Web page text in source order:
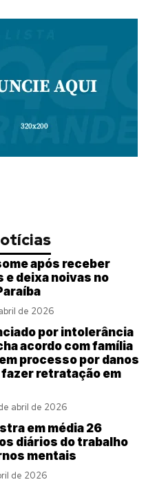
após receber
e deixa noivas no
de 2026
por intolerância
acordo com família
processo por danos
fazer retratação em
abril de 2026
em média 26
diários do trabalho
mentais
de 2026